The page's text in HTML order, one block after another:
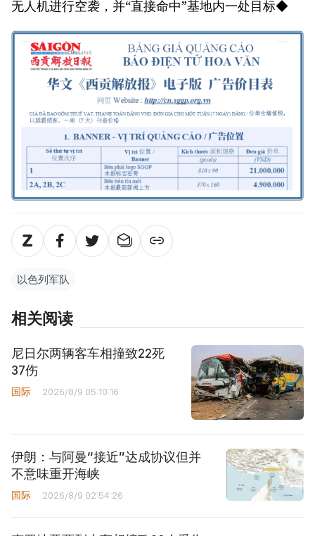
无人机进行空袭，并“直接命中”基地内一处目标◆
以色列军队
相关阅读
尼日尔两辆客车相撞致22死
37伤
国际 2026/8/9 05:10:16
伊朗：与阿曼“接近”达成协议但并
不意味重开海峡
国际 2026/8/9 02:54:26